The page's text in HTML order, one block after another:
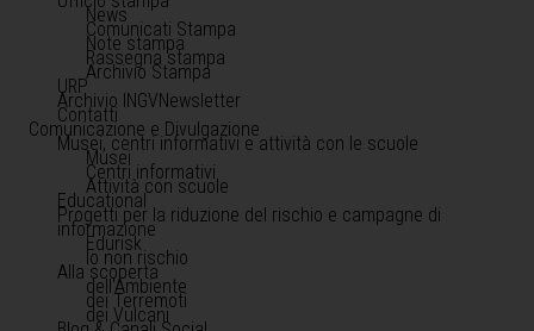
News
Comunicati Stampa
Note stampa
Rassegna stampa
Archivio Stampa
URP
Archivio INGVNewsletter
Contatti
Comunicazione e Divulgazione
Musei, centri informativi e attività con le scuole
Musei
Centri informativi
Attività con scuole
Educational
Progetti per la riduzione del rischio e campagne di
informazione
Edurisk
Io non rischio
Alla scoperta
dell'Ambiente
dei Terremoti
dei Vulcani